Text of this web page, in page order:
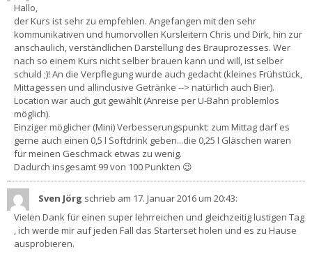
Hallo,
der Kurs ist sehr zu empfehlen. Angefangen mit den sehr
kommunikativen und humorvollen Kursleitern Chris und Dirk, hin zur
anschaulich, verständlichen Darstellung des Brauprozesses. Wer
nach so einem Kurs nicht selber brauen kann und will, ist selber
schuld ;)! An die Verpflegung wurde auch gedacht (kleines Frühstück,
Mittagessen und allinclusive Getränke --> natürlich auch Bier).
Location war auch gut gewählt (Anreise per U-Bahn problemlos
möglich).
Einziger möglicher (Mini) Verbesserungspunkt: zum Mittag darf es
gerne auch einen 0,5 l Softdrink geben...die 0,25 l Gläschen waren
für meinen Geschmack etwas zu wenig.
Dadurch insgesamt 99 von 100 Punkten 😉
Sven Jörg schrieb am 17. Januar 2016um 20:43:
Vielen Dank für einen super lehrreichen und gleichzeitig lustigen Tag
, ich werde mir auf jeden Fall das Starterset holen und es zu Hause
ausprobieren.